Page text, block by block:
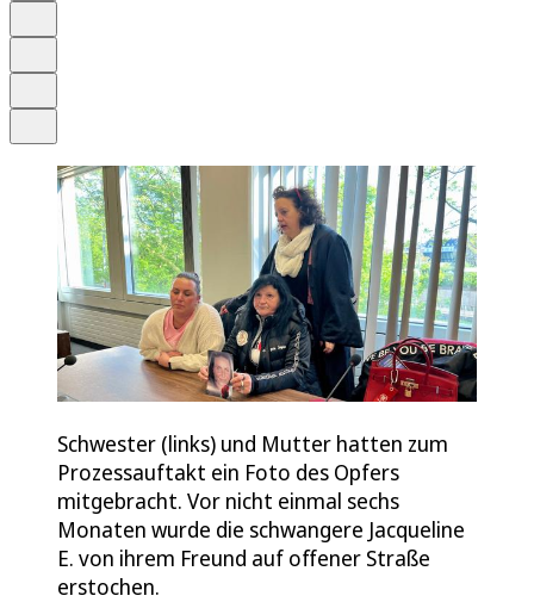
Schwester (links) und Mutter hatten zum
Prozessauftakt ein Foto des Opfers
mitgebracht. Vor nicht einmal sechs
Monaten wurde die schwangere Jacqueline
E. von ihrem Freund auf offener Straße
erstochen.